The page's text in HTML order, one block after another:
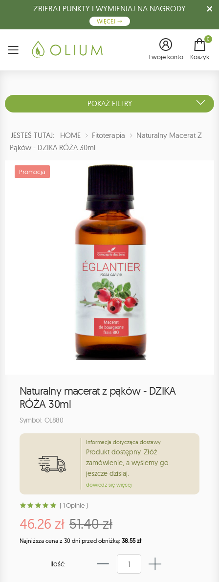
ZBIERAJ PUNKTY I WYMIENIAJ NA NAGRODY
WIĘCEJ
Menu Twoje konto
0
Koszyk
POKAŻ FILTRY
JESTEŚ TUTAJ: HOME Fitoterapia
Naturalny Macerat Z
Pąków - DZIKA RÓŻA 30ml
Promocja
Naturalny macerat z pąków - DZIKA
RÓŻA 30ml
Symbol: OL880
Informacja dotycząca dostawy
Produkt dostępny. Złóż
zamówienie, a wyślemy go
jeszcze dzisiaj.
dowiedz się więcej
( 1 Opinie )
46.26 zł 51.40 zł
Najniższa cena z 30 dni przed obniżką: 38.55 zł
Ilość: